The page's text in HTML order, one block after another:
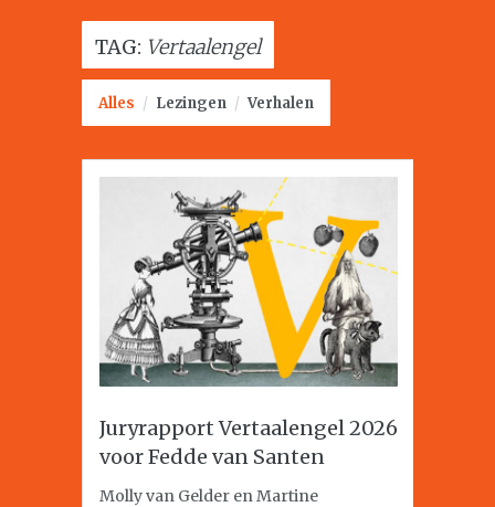
TAG: Vertaalengel
Alles / Lezingen / Verhalen
Juryrapport Vertaalengel 2026
voor Fedde van Santen
Molly van Gelder en Martine